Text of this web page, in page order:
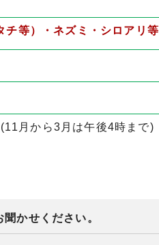
チ等）・ネズミ・シロアリ等
月から3月は午後4時まで)
かせください。